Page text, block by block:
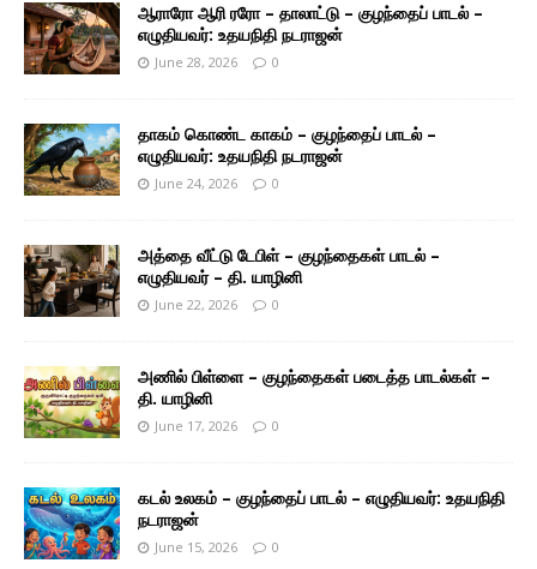
ஆராரோ ஆரி ரரோ – தாலாட்டு – குழந்தைப் பாடல் –
எழுதியவர்: உதயநிதி நடராஜன்
June 28, 2026 0
தாகம் கொண்ட காகம் – குழந்தைப் பாடல் –
எழுதியவர்: உதயநிதி நடராஜன்
June 24, 2026 0
அத்தை வீட்டு டேபிள் – குழந்தைகள் பாடல் –
எழுதியவர் – தி. யாழினி
June 22, 2026 0
அணில் பிள்ளை – குழந்தைகள் படைத்த பாடல்கள் –
தி. யாழினி
June 17, 2026 0
கடல் உலகம் – குழந்தைப் பாடல் – எழுதியவர்: உதயநிதி
நடராஜன்
June 15, 2026 0